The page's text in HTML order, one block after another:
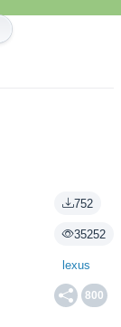
752
35252
lexus
800